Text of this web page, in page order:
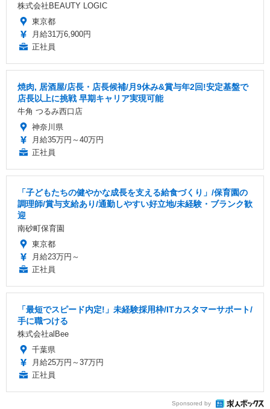
株式会社BEAUTY LOGIC
東京都
月給31万6,900円
正社員
焼肉, 居酒屋/店長・店長候補/月9休み&賞与年2回!安定基盤で
店長以上に挑戦 早期キャリア実現可能
牛角 つるみ西口店
神奈川県
月給35万円～40万円
正社員
「子どもたちの健やかな成長を支える給食づくり」/保育園の
調理師/賞与支給あり/通勤しやすい好立地/未経験・ブランク歓
迎
南砂町保育園
東京都
月給23万円～
正社員
「最短でスピード内定!」未経験採用枠/ITカスタマーサポート/
手に職つける
株式会社alBee
千葉県
月給25万円～37万円
正社員
Sponsored by